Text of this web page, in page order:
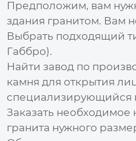
Предположим, вам
здания гранитом. Вам
Выбрать подходящий
Габбро).
Найтизавод по
камня для открытия
специализирующийся
Заказать необходимое
гранита нужного